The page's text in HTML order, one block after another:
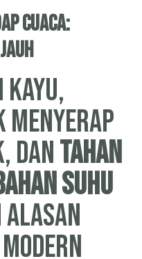
Cuaca:
kayu,
dantahan
suhu